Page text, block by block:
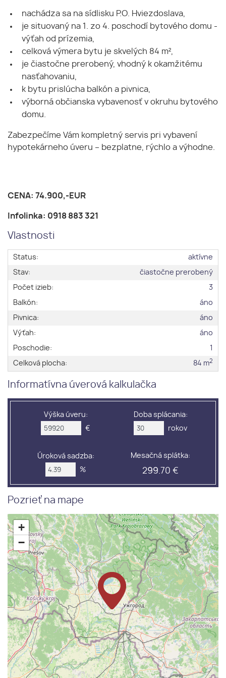
nachádza sa na sídlisku P.O. Hviezdoslava,
je situovaný na 1. zo 4. poschodí bytového domu -
výťah od prízemia,
celková výmera bytu je skvelých 84 m²,
je čiastočne prerobený, vhodný k okamžitému
nasťahovaniu,
k bytu prislúcha balkón a pivnica,
výborná občianska vybavenosť v okruhu bytového
domu.
Zabezpečíme Vám kompletný servis pri vybavení
hypotekárneho úveru – bezplatne, rýchlo a výhodne.
CENA: 74.900,-EUR
Infolinka: 0918 883 321
Vlastnosti
Status:
aktívne
Stav:
čiastočne prerobený
Počet izieb:
3
Balkón:
áno
Pivnica:
áno
Výťah:
áno
Poschodie:
1
Celková plocha:
84 m2
Informatívna úverová kalkulačka
Výška úveru:
€
Doba splácania:
rokov
Úroková sadzba:
%
Mesačná splátka:
299.70 €
Pozrieť na mape
+
−